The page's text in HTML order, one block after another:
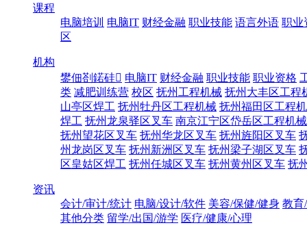
课程
电脑培训 电脑IT 财经金融 职业技能 语言外语 职业
区
机构
鐢佃剳鍩硅 电脑IT 财经金融 职业技能 职业资格
类 减肥训练营 校区 抚州工程机械 抚州大丰区工程
山亭区焊工 抚州牡丹区工程机械 抚州福田区工程
焊工 抚州龙泉驿区叉车 南京江宁区岱岳区工程机械
抚州望花区叉车 抚州华龙区叉车 抚州旌阳区叉车
州龙岗区叉车 抚州新洲区叉车 抚州梁子湖区叉车
区皇姑区焊工 抚州任城区叉车 抚州黄州区叉车 抚
资讯
会计/审计/统计 电脑/设计/软件 美容/保健/健身 教育
其他分类 留学/出国/游学 医疗/健康/心理